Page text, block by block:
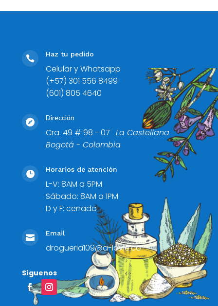
 Haz tu pedido
Celular y Whatsapp
(+57) 301 556 8499
(601) 805 4640
 Dirección
Cra. 49 # 98 - 07 La Castellana
Bogotá - Colombia
 Horarios de atención
L-V: 8AM a 5PM
Sábado: 8AM a 1PM
D y F: cerrado
 Email
drogueria109@a-lavie.co
Síguenos